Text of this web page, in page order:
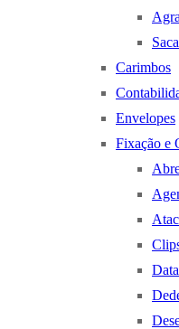
Carimbos
Envelopes
Fixação e